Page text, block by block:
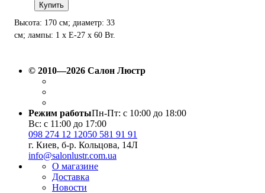
Купить
Высота: 170 см; диаметр: 33
см; лампы: 1 х Е-27 х 60 Вт.
© 2010—2026 Салон Люстр
Режим работыПн-Пт: с 10:00 до 18:00
Вс: с 11:00 до 17:00
098 274 12 12050 581 91 91
г. Киев, б-р. Кольцова, 14Л
info@salonlustr.com.ua
О магазине
Доставка
Новости